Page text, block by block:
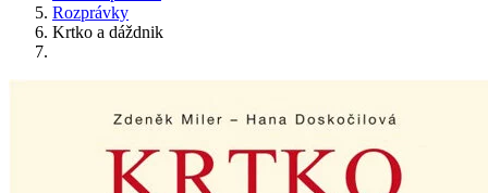
Rozprávky
Krtko a dáždnik